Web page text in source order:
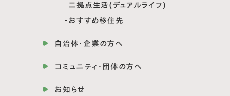
二拠点生活(デュアルライフ)
おすすめ移住先
自治体・企業の方へ
コミュニティ・団体の方へ
お知らせ